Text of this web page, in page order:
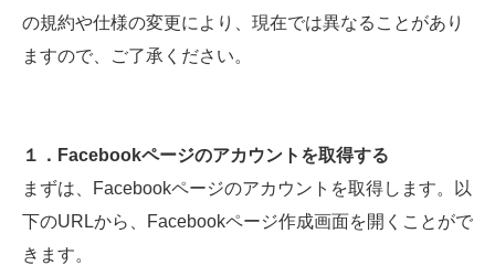
の規約や仕様の変更により、現在では異なることがあり
ますので、ご了承ください。
１．Facebookページのアカウントを取得する
まずは、Facebookページのアカウントを取得します。以
下のURLから、Facebookページ作成画面を開くことがで
きます。